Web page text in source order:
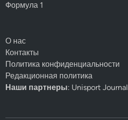
Формула 1
О нас
Контакты
Политика конфиденциальности
Редакционная политика
Наши партнеры: Unisport Journal